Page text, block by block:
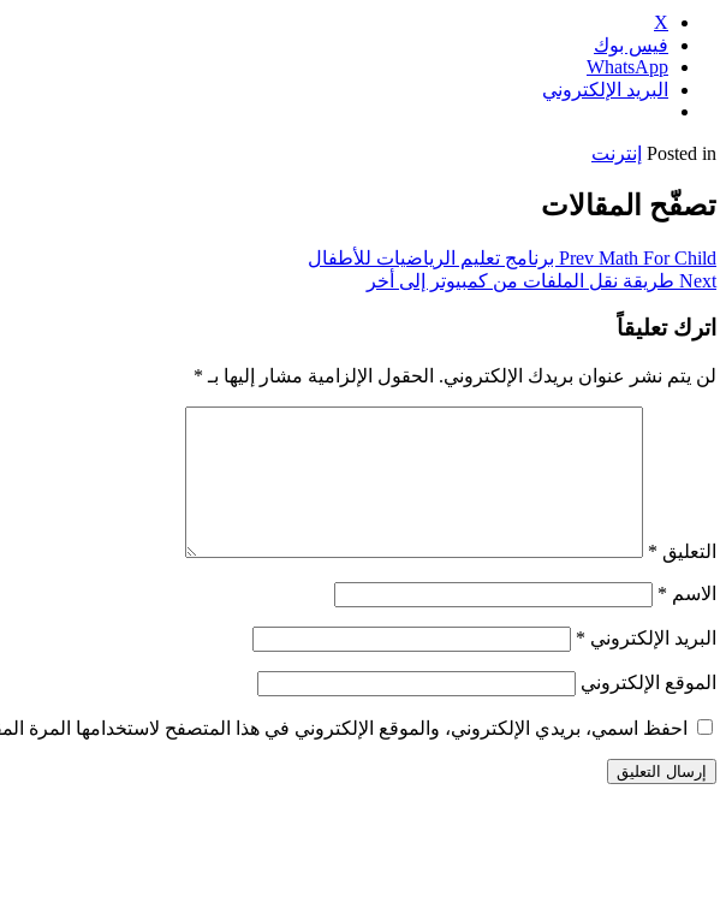
X
فيس بوك
WhatsApp
البريد الإلكتروني
Posted in إنترنت
تصفّح المقالات
Prev Math For Child برنامج تعليم الرياضيات للأطفال
Next طريقة نقل الملفات من كمبيوتر إلى أخر
اترك تعليقاً
لن يتم نشر عنوان بريدك الإلكتروني. الحقول الإلزامية مشار إليها بـ *
التعليق *
الاسم *
البريد الإلكتروني *
الموقع الإلكتروني
احفظ اسمي، بريدي الإلكتروني، والموقع الإلكتروني في هذا المتصفح لاستخدامها المرة